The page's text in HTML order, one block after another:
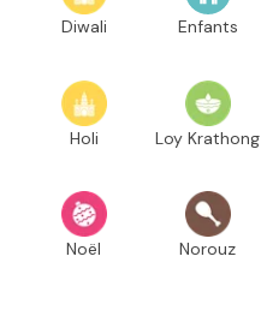
Diwali Enfants
Holi Loy Krathong
Noël Norouz